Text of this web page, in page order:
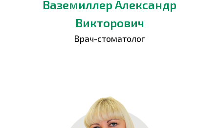
Ваземиллер Александр
Викторович
Врач-стоматолог